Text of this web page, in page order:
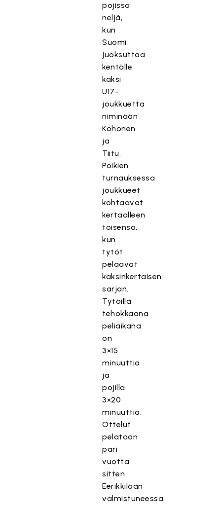
pojissa
neljä,
kun
Suomi
juoksuttaa
kentälle
kaksi
U17-
joukkuetta
niminään
Kohonen
ja
Tiitu.
Poikien
turnauksessa
joukkueet
kohtaavat
kertaalleen
toisensa,
kun
tytöt
pelaavat
kaksinkertaisen
sarjan.
Tytöillä
tehokkaana
peliaikana
on
3×15
minuuttia
ja
pojilla
3×20
minuuttia.
Ottelut
pelataan
pari
vuotta
sitten
Eerikkilään
valmistuneessa